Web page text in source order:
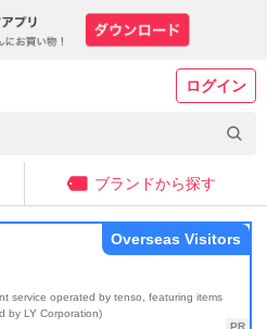
ログイン
ブランドから探す
service operated by tenso, featuring items
by LY Corporation)
Overseas Visitors